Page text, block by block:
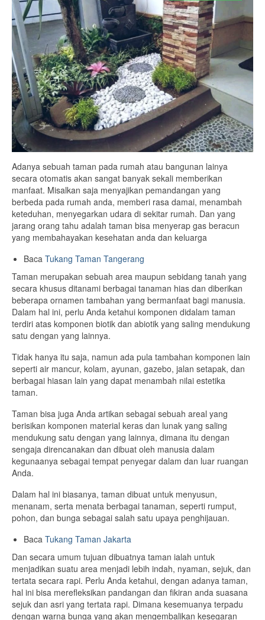
Adanya sebuah taman pada rumah atau bangunan lainya
secara otomatis akan sangat banyak sekali memberikan
manfaat. Misalkan saja menyajikan pemandangan yang
berbeda pada rumah anda, memberi rasa damai, menambah
keteduhan, menyegarkan udara di sekitar rumah. Dan yang
jarang orang tahu adalah taman bisa menyerap gas beracun
yang membahayakan kesehatan anda dan keluarga
Baca Tukang Taman Tangerang
Taman merupakan sebuah area maupun sebidang tanah yang
secara khusus ditanami berbagai tanaman hias dan diberikan
beberapa ornamen tambahan yang bermanfaat bagi manusia.
Dalam hal ini, perlu Anda ketahui komponen didalam taman
terdiri atas komponen biotik dan abiotik yang saling mendukung
satu dengan yang lainnya.
Tidak hanya itu saja, namun ada pula tambahan komponen lain
seperti air mancur, kolam, ayunan, gazebo, jalan setapak, dan
berbagai hiasan lain yang dapat menambah nilai estetika
taman.
Taman bisa juga Anda artikan sebagai sebuah areal yang
berisikan komponen material keras dan lunak yang saling
mendukung satu dengan yang lainnya, dimana itu dengan
sengaja direncanakan dan dibuat oleh manusia dalam
kegunaanya sebagai tempat penyegar dalam dan luar ruangan
Anda.
Dalam hal ini biasanya, taman dibuat untuk menyusun,
menanam, serta menata berbagai tanaman, seperti rumput,
pohon, dan bunga sebagai salah satu upaya penghijauan.
Baca Tukang Taman Jakarta
Dan secara umum tujuan dibuatnya taman ialah untuk
menjadikan suatu area menjadi lebih indah, nyaman, sejuk, dan
tertata secara rapi. Perlu Anda ketahui, dengan adanya taman,
hal ini bisa merefleksikan pandangan dan fikiran anda suasana
sejuk dan asri yang tertata rapi. Dimana kesemuanya terpadu
dengan warna bunga yang akan mengembalikan kesegaran